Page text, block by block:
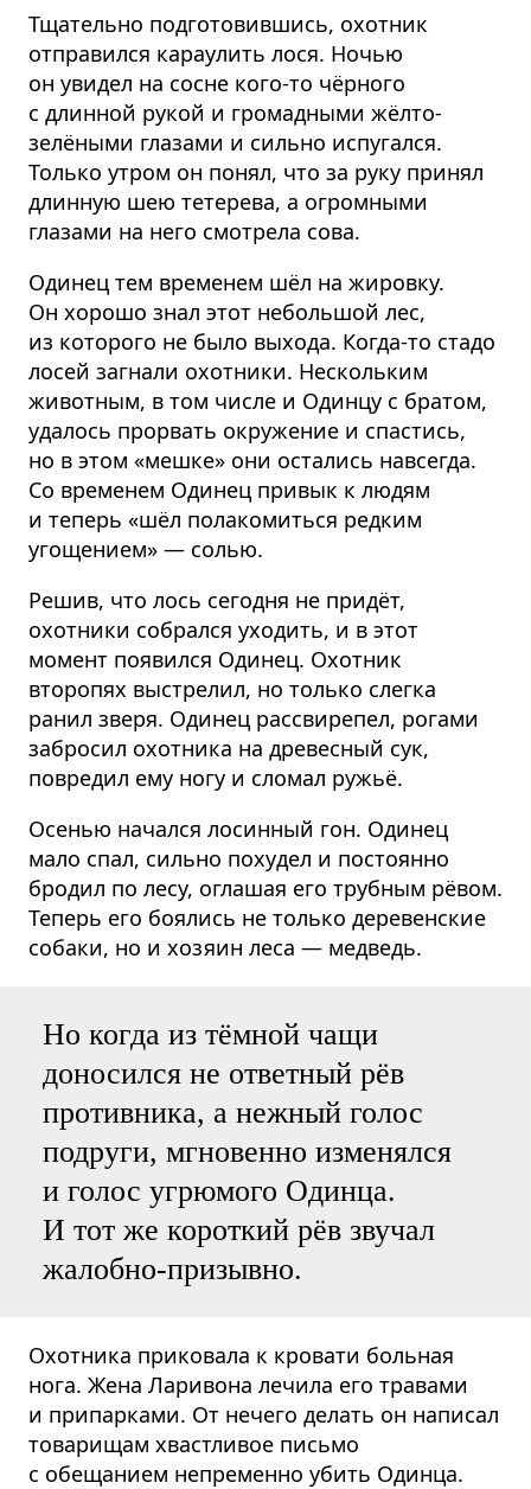
Тщательно подгото­вившись, охотник
отправился караулить лося. Ночью
он увидел на сосне кого-то чёрного
с длинной рукой и громадными жёлто-
зелёными глазами и сильно испугался.
Только утром он понял, что за руку принял
длинную шею тетерева, а огромными
глазами на него смотрела сова.
Одинец тем временем шёл на жировку.
Он хорошо знал этот небольшой лес,
из которого не было выхода. Когда-то стадо
лосей загнали охотники. Нескольким
животным, в том числе и Одинцу с братом,
удалось прорвать окружение и спастись,
но в этом «мешке» они остались навсегда.
Со временем Одинец привык к людям
и теперь «шёл полакомиться редким
угощением» — солью.
Решив, что лось сегодня не придёт,
охотники собрался уходить, и в этот
момент появился Одинец. Охотник
второпях выстрелил, но только слегка
ранил зверя. Одинец рассвирепел, рогами
забросил охотника на древесный сук,
повредил ему ногу и сломал ружьё.
Осенью начался лосинный гон. Одинец
мало спал, сильно похудел и постоянно
бродил по лесу, оглашая его трубным рёвом.
Теперь его боялись не только деревенские
собаки, но и хозяин леса — медведь.
Но когда из тёмной чащи
доносился не ответный рёв
противника, а нежный голос
подруги, мгновенно изменялся
и голос угрюмого Одинца.
И тот же короткий рёв звучал
жалобно-призывно.
Охотника приковала к кровати больная
нога. Жена Ларивона лечила его травами
и припарками. От нечего делать он написал
товарищам хвастливое письмо
с обещанием непременно убить Одинца.